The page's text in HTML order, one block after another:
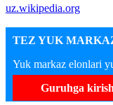
uz.wikipedia.org
TEZ YUK
Yuk markaz elonlari
Guruhga kirish